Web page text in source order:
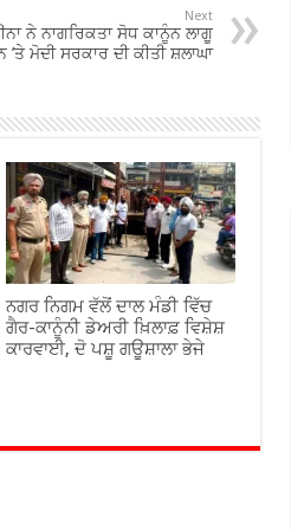
Next
ਨੇ ਨਾਗਰਿਕਤਾ ਸੋਧ ਕਾਨੂੰਨ ਲਾਗੂ
’ਤੇ ਮੋਦੀ ਸਰਕਾਰ ਦੀ ਕੀਤੀ ਸ਼ਲਾਘਾ
ਨਗਰ ਨਿਗਮ ਵੱਲੋਂ ਦਾਲ ਮੰਡੀ ਵਿੱਚ
ਗੈਰ-ਕਾਨੂੰਨੀ ਡੇਅਰੀ ਖ਼ਿਲਾਫ਼ ਵਿਸ਼ੇਸ਼
ਕਾਰਵਾਈ, ਦੋ ਪਸ਼ੂ ਗਊਸ਼ਾਲਾ ਭੇਜੇ